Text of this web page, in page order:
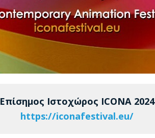
Επίσημος Ιστοχώρος ICONA 2024
https://iconafestival.eu/